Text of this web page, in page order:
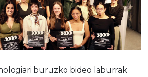
buruzko bideo laburrak